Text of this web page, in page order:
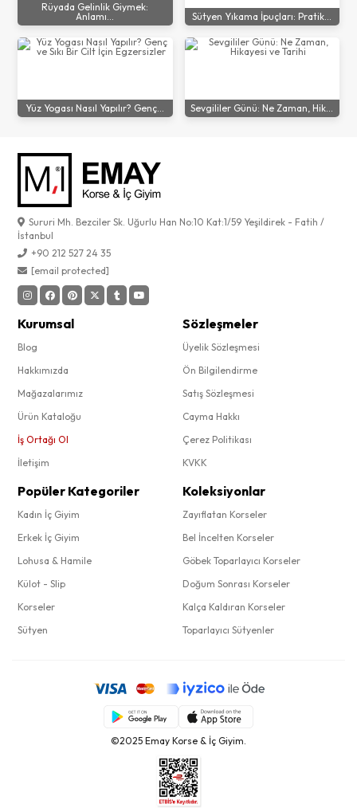
Rüyada Gelinlik Giymek:
Anlamı...
Sütyen Yıkama İpuçları: Pratik...
Yüz Yogası Nasıl Yapılır? Genç... Sevgililer Günü: Ne Zaman, Hik...
Sururi Mh. Bezciler Sk. Uğurlu Han No:10 Kat:1/59 Yeşildirek - Fatih /
İstanbul
+90 212 527 24 35
[email protected]
Kurumsal
Blog
Hakkımızda
Mağazalarımız
Ürün Kataloğu
İş Ortağı Ol
İletişim
Sözleşmeler
Üyelik Sözleşmesi
Ön Bilgilendirme
Satış Sözleşmesi
Cayma Hakkı
Çerez Politikası
KVKK
Popüler Kategoriler
Kadın İç Giyim
Erkek İç Giyim
Lohusa & Hamile
Külot - Slip
Korseler
Sütyen
Koleksiyonlar
Zayıflatan Korseler
Bel İncelten Korseler
Göbek Toparlayıcı Korseler
Doğum Sonrası Korseler
Kalça Kaldıran Korseler
Toparlayıcı Sütyenler
©2025 Emay Korse & İç Giyim.